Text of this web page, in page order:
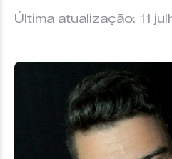
Última atualização: 11